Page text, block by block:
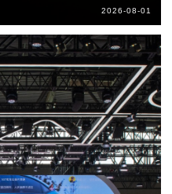
2026-08-01